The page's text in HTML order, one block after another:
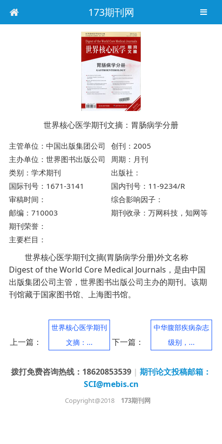
173期刊网
世界核心医学期刊文摘：胃肠病学分册
主管单位：中国出版集团公司
创刊：2005
主办单位：世界图书出版公司
周期：月刊
类别：学术期刊
出版社：
国际刊号：1671-3141
国内刊号：11-9234/R
审稿时间：
综合影响因子：
邮编：710003
期刊收录：万网科技，知网等
期刊荣誉：
主要栏目：
世界核心医学期刊文摘(胃肠病学分册)外文名称
Digest of the World Core Medical Journals，是由中国
出版集团公司主管，世界图书出版公司主办的期刊。该期
刊馆藏于国家图书馆、上海图书馆。
上一篇：
世界核心医学期刊
文摘：...
下一篇：
中华腹部疾病杂志
级别，...
拨打免费咨询热线：18620853539 | 期刊论文投稿邮箱：
SCI@mebis.cn
Copyright@2018 173期刊网